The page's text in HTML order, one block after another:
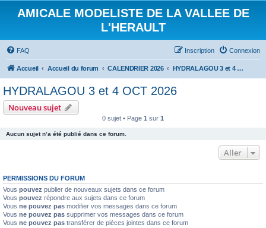
AMICALE MODELISTE DE LA VALLEE DE
L'HERAULT
FAQ Connexion
Inscription
Accueil Accueil du forum CALENDRIER 2026 HYDRALAGOU 3 et 4 OCT 2026
HYDRALAGOU 3 et 4 OCT 2026
Nouveau sujet
0 sujet • Page 1 sur 1
Aucun sujet n’a été publié dans ce forum.
Aller
PERMISSIONS DU FORUM
Vous pouvez publier de nouveaux sujets dans ce forum
Vous pouvez répondre aux sujets dans ce forum
Vous ne pouvez pas modifier vos messages dans ce forum
Vous ne pouvez pas supprimer vos messages dans ce forum
Vous ne pouvez pas transférer de pièces jointes dans ce forum